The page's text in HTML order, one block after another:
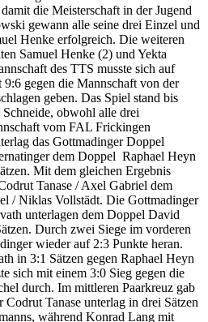
die Meisterschaft in der Jugend
gewann alle seine drei Einzel und
Henke erfolgreich. Die weiteren
Samuel Henke (2) und Yekta
des TTS musste sich auf
gegen die Mannschaft von der
geben. Das Spiel stand bis
Schneide, obwohl alle drei
vom FAL Frickingen
das Gottmadinger Doppel
dem Doppel Raphael Heyn
Mit dem gleichen Ergebnis
Tanase / Axel Gabriel dem
/ Niklas Vollstädt. Die Gottmadinger
unterlagen dem Doppel David
Durch zwei Siege im vorderen
wieder auf 2:3 Punkte heran.
in 3:1 Sätzen gegen Raphael Heyn
sich mit einem 3:0 Sieg gegen die
durch. Im mittleren Paarkreuz gab
Tanase unterlag in drei Sätzen
während Konrad Lang mit